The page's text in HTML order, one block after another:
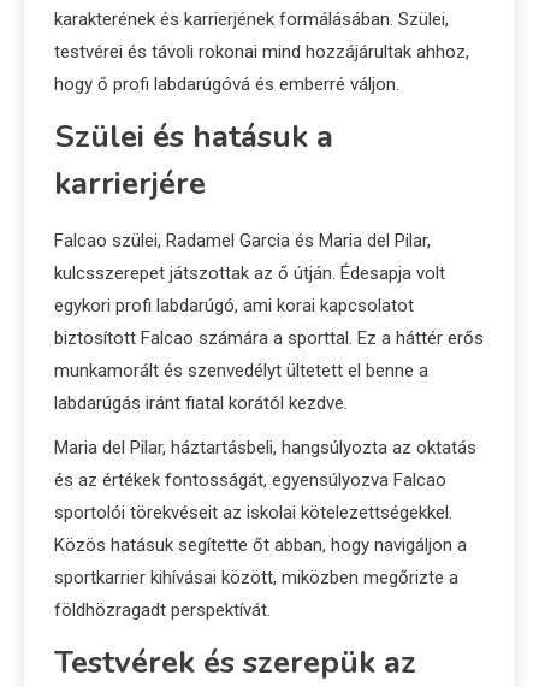
karakterének és karrierjének formálásában. Szülei,
testvérei és távoli rokonai mind hozzájárultak ahhoz,
hogy ő profi labdarúgóvá és emberré váljon.
Szülei és hatásuk a
karrierjére
Falcao szülei, Radamel Garcia és Maria del Pilar,
kulcsszerepet játszottak az ő útján. Édesapja volt
egykori profi labdarúgó, ami korai kapcsolatot
biztosított Falcao számára a sporttal. Ez a háttér erős
munkamorált és szenvedélyt ültetett el benne a
labdarúgás iránt fiatal korától kezdve.
Maria del Pilar, háztartásbeli, hangsúlyozta az oktatás
és az értékek fontosságát, egyensúlyozva Falcao
sportolói törekvéseit az iskolai kötelezettségekkel.
Közös hatásuk segítette őt abban, hogy navigáljon a
sportkarrier kihívásai között, miközben megőrizte a
földhözragadt perspektívát.
Testvérek és szerepük az